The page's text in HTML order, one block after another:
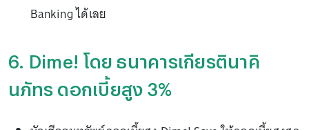
Banking ได้เลย
6. Dime! โดย ธนาคารเกียรตินาคิ
นภัทร ดอกเบี้ยสูง 3%